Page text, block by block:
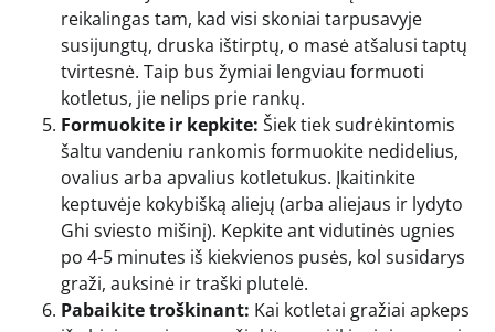
reikalingas tam, kad visi skoniai tarpusavyje
susijungtų, druska ištirptų, o masė atšalusi taptų
tvirtesnė. Taip bus žymiai lengviau formuoti
kotletus, jie nelips prie rankų.
Formuokite ir kepkite: Šiek tiek sudrėkintomis
šaltu vandeniu rankomis formuokite nedidelius,
ovalius arba apvalius kotletukus. Įkaitinkite
keptuvėje kokybišką aliejų (arba aliejaus ir lydyto
Ghi sviesto mišinį). Kepkite ant vidutinės ugnies
po 4-5 minutes iš kiekvienos pusės, kol susidarys
graži, auksinė ir traški plutelė.
Pabaikite troškinant: Kai kotletai gražiai apkeps